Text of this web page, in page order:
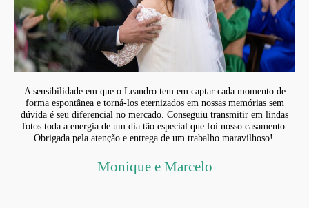
A sensibilidade em que o Leandro tem em captar cada momento de
forma espontânea e torná-los eternizados em nossas memórias sem
dúvida é seu diferencial no mercado. Conseguiu transmitir em lindas
fotos toda a energia de um dia tão especial que foi nosso casamento.
Obrigada pela atenção e entrega de um trabalho maravilhoso!
Monique e Marcelo